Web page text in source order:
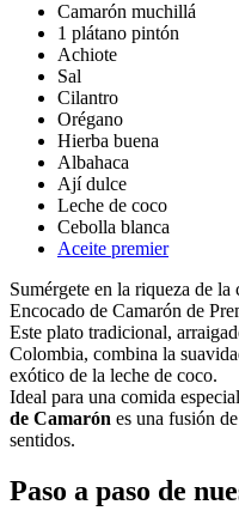
Camarón muchillá
1 plátano pintón
Achiote
Sal
Cilantro
Orégano
Hierba buena
Albahaca
Ají dulce
Leche de coco
Cebolla blanca
Aceite premier
Sumérgete en la riqueza de la
Encocado de Camarón de
Este plato tradicional,
Colombia, combina la
exótico de la leche de coco.
Ideal para una comida
de Camarón es una fusión
sentidos.
Paso a paso de